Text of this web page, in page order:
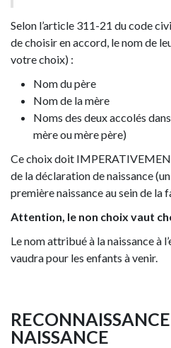
Selon l’article 311-21 du code
de choisir en accord, le nom de
votre choix) :
Nom du père
Nom de la mère
Noms des deux accolés
mère ou mère père)
Ce choix doit
de la déclaration de naissance
première naissance au sein de la
Attention, le non choix vaut
Le nom attribué à la naissance à
vaudra pour les enfants à venir.
NAISSANCE